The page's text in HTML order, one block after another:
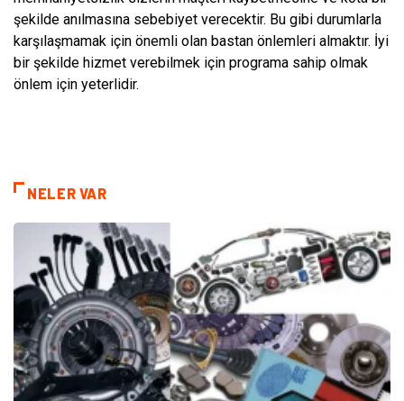
şekilde anılmasına sebebiyet verecektir. Bu gibi durumlarla
karşılaşmamak için önemli olan bastan önlemleri almaktır. İyi
bir şekilde hizmet verebilmek için programa sahip olmak
önlem için yeterlidir.
NELER VAR